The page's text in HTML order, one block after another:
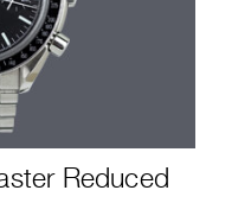
Reduced